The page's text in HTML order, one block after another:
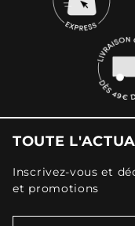
TOUTE
Inscrivez-vous et
et promotions